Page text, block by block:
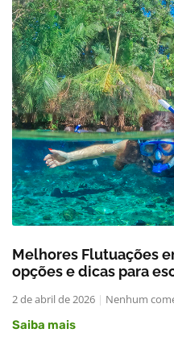
Melhores Flutuações
opções e dicas para
2 de abril de 2026
Nenhum
Saiba mais